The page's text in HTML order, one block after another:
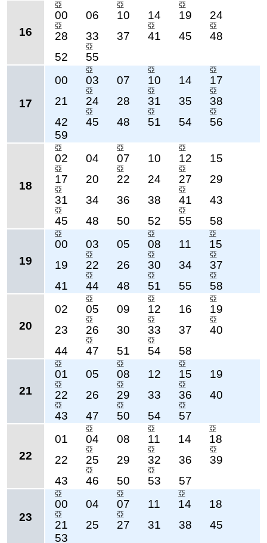
16
亞
00 06
亞
10 14
亞
19 24
亞
28 33 37
亞
41 45
亞
48
52
亞
55
17
00
亞
03 07
亞
10 14
亞
17
21
亞
24 28
亞
31 35
亞
38
42
亞
45 48
亞
51 54
亞
56
59
18
亞
02 04
亞
07 10
亞
12 15
亞
17 20
亞
22 24
亞
27 29
亞
31 34 36 38
亞
41 43
亞
45 48 50 52
亞
55 58
19
亞
00 03 05
亞
08 11
亞
15
19
亞
22 26
亞
30 34
亞
37
41
亞
44 48
亞
51 55
亞
58
20
02
亞
05 09
亞
12 16
亞
19
23
亞
26 30
亞
33 37
亞
40
44
亞
47 51
亞
54 58
21
亞
01 05
亞
08 12
亞
15 19
亞
22 26
亞
29 33
亞
36 40
亞
43 47
亞
50 54
亞
57
22
01
亞
04 08
亞
11 14
亞
18
22
亞
25 29
亞
32 36
亞
39
43
亞
46 50
亞
53 57
23
亞
00 04
亞
07 11
亞
14 18
亞
21 25
亞
27 31 38
45
53